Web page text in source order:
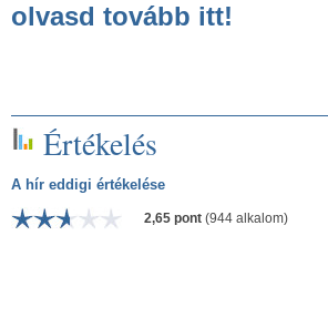
olvasd tovább itt!
Értékelés
A hír eddigi értékelése
2,65 pont (944 alkalom)